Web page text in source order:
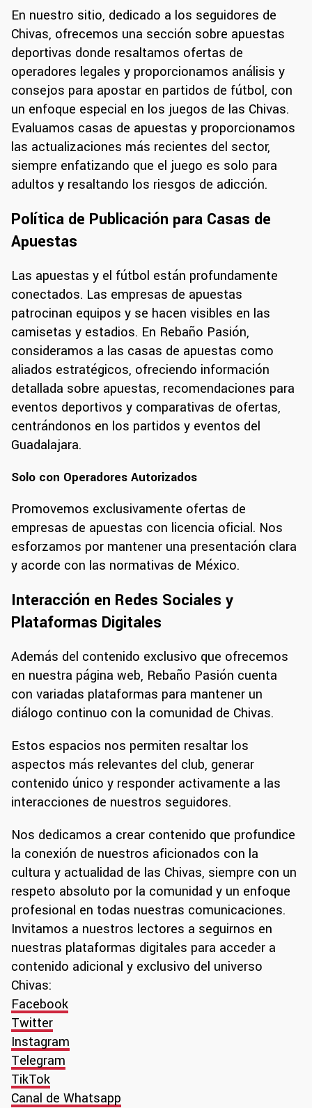
En nuestro sitio, dedicado a los seguidores de
Chivas, ofrecemos una sección sobre apuestas
deportivas donde resaltamos ofertas de
operadores legales y proporcionamos análisis y
consejos para apostar en partidos de fútbol, con
un enfoque especial en los juegos de las Chivas.
Evaluamos casas de apuestas y proporcionamos
las actualizaciones más recientes del sector,
siempre enfatizando que el juego es solo para
adultos y resaltando los riesgos de adicción.
Política de Publicación para Casas de
Apuestas
Las apuestas y el fútbol están profundamente
conectados. Las empresas de apuestas
patrocinan equipos y se hacen visibles en las
camisetas y estadios. En Rebaño Pasión,
consideramos a las casas de apuestas como
aliados estratégicos, ofreciendo información
detallada sobre apuestas, recomendaciones para
eventos deportivos y comparativas de ofertas,
centrándonos en los partidos y eventos del
Guadalajara.
Solo con Operadores Autorizados
Promovemos exclusivamente ofertas de
empresas de apuestas con licencia oficial. Nos
esforzamos por mantener una presentación clara
y acorde con las normativas de México.
Interacción en Redes Sociales y
Plataformas Digitales
Además del contenido exclusivo que ofrecemos
en nuestra página web, Rebaño Pasión cuenta
con variadas plataformas para mantener un
diálogo continuo con la comunidad de Chivas.
Estos espacios nos permiten resaltar los
aspectos más relevantes del club, generar
contenido único y responder activamente a las
interacciones de nuestros seguidores.
Nos dedicamos a crear contenido que profundice
la conexión de nuestros aficionados con la
cultura y actualidad de las Chivas, siempre con un
respeto absoluto por la comunidad y un enfoque
profesional en todas nuestras comunicaciones.
Invitamos a nuestros lectores a seguirnos en
nuestras plataformas digitales para acceder a
contenido adicional y exclusivo del universo
Chivas:
Facebook
Twitter
Instagram
Telegram
TikTok
Canal de Whatsapp